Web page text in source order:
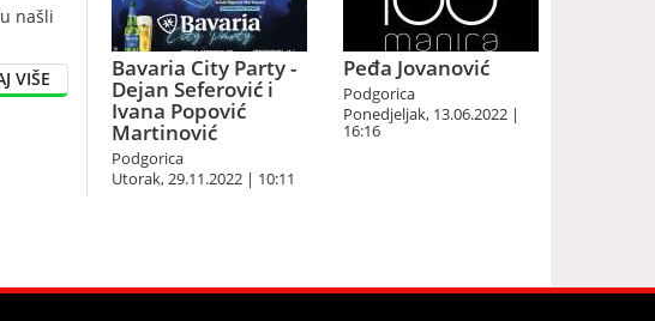
našli
Bavaria City Party -
Dejan Seferović i
Ivana Popović
Martinović
Podgorica
Utorak, 29.11.2022 | 10:11
Peđa Jovanović
Podgorica
Ponedjeljak, 13.06.2022 |
16:16